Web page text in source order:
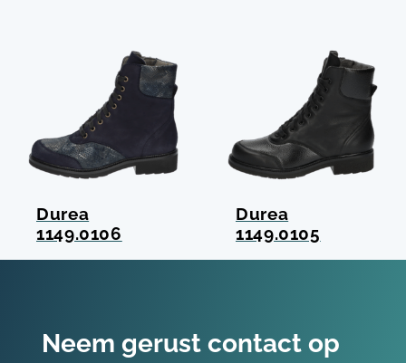
Durea
1149.0106
Durea
1149.0105
Neem gerust contact op